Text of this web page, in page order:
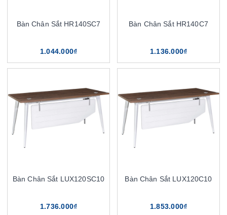
Bàn Chân Sắt HR140SC7
1.044.000₫
Bàn Chân Sắt HR140C7
1.136.000₫
Bàn Chân Sắt LUX120SC10
1.736.000₫
Bàn Chân Sắt LUX120C10
1.853.000₫